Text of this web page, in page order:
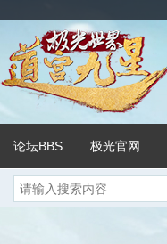
论坛BBS 极光官网